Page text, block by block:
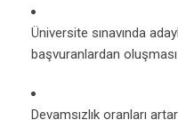
Üniversite sınavında
başvuranlardan oluşması
Devamsızlık oranları